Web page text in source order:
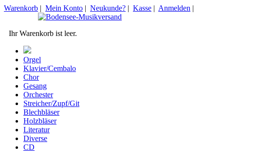
Warenkorb | Mein Konto | Neukunde? | Kasse | Anmelden |
Ihr Warenkorb ist leer.
Orgel
Klavier/Cembalo
Chor
Gesang
Orchester
Streicher/Zupf/Git
Blechbläser
Holzbläser
Literatur
Diverse
CD